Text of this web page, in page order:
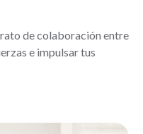
de colaboración entre
e impulsar tus